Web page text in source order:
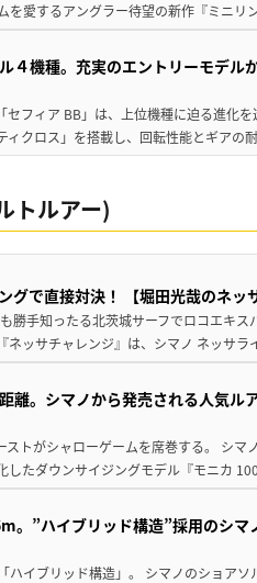
を愛するアングラー待望の新作『ミニ
４機種。充実のエントリーモデル
フィア BB」は、上位機種に迫る進化
ィクロス」を搭載し、回転性能とギア
トルアー)
グで直接対決！ 【堀田光哉のネッ
勝手知ったる北茨城サーフでロコエキス
ネッサチャレンジ』は、シマノ ネッサ
離。シマノから発売される人気ル
トがシャローゲームを席巻する。 シマ
したダウンサイジングモデル『モニカ
。”ハイブリッド構造”採用のシ
ハイブリッド構造」。 シマノのショア